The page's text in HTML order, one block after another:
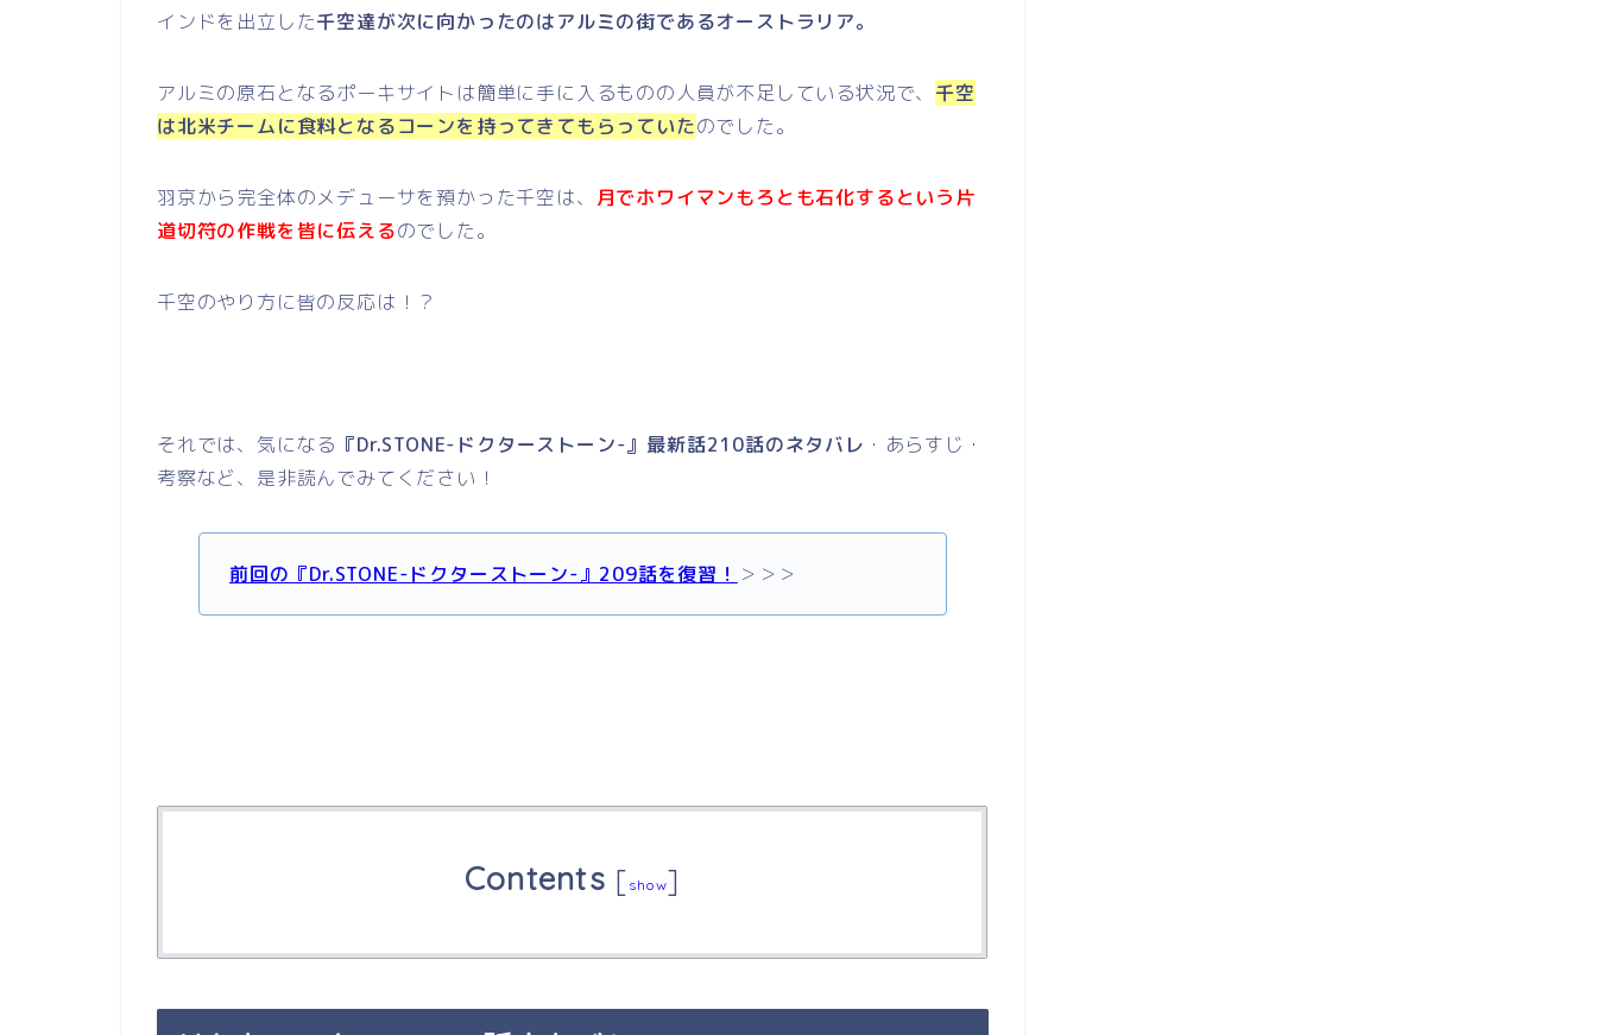
インドを出立した千空達が次に向かったのはアルミの街であるオーストラリア。
アルミの原石となるポーキサイトは簡単に手に入るものの人員が不足している状況で、 千空
は北米チームに食料となるコーンを持ってきてもらっていたのでした。
羽京から完全体のメデューサを預かった千空は、 月でホワイマンもろとも石化するという片
道切符の作戦を皆に伝えるのでした。
千空のやり方に皆の反応は！？
それでは、気になる 『Dr.STONE-ドクターストーン-』最新話210話のネタバレ ・あらすじ・
考察など、是非読んでみてください！
前回の『Dr.STONE-ドクターストーン-』209話を復習！ ＞＞＞
Contents [ show]